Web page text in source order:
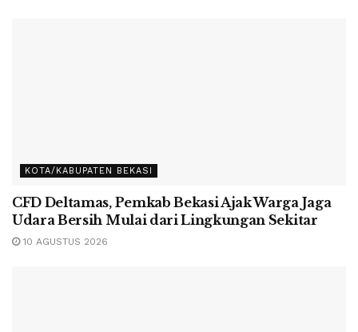
KOTA/KABUPATEN BEKASI
CFD Deltamas, Pemkab Bekasi Ajak Warga Jaga
Udara Bersih Mulai dari Lingkungan Sekitar
10 AGUSTUS 2026